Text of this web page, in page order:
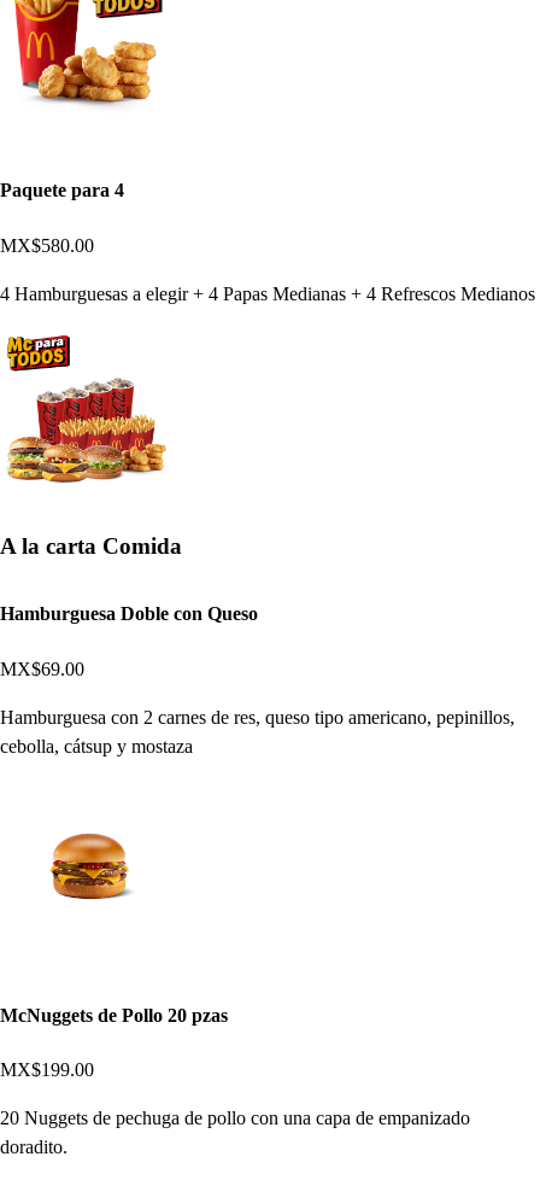
Paquete para 4
MX$580.00
4 Hamburguesas a elegir + 4 Papas Medianas + 4 Refrescos Medianos
A la carta Comida
Hamburguesa Doble con Queso
MX$69.00
Hamburguesa con 2 carnes de res, queso tipo americano, pepinillos,
cebolla, cátsup y mostaza
McNuggets de Pollo 20 pzas
MX$199.00
20 Nuggets de pechuga de pollo con una capa de empanizado
doradito.